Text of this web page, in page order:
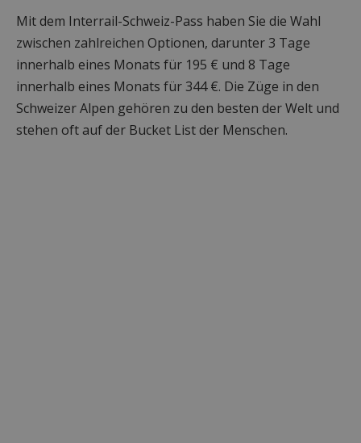
Mit dem Interrail-Schweiz-Pass haben Sie die Wahl
zwischen zahlreichen Optionen, darunter 3 Tage
innerhalb eines Monats für 195 € und 8 Tage
innerhalb eines Monats für 344 €. Die Züge in den
Schweizer Alpen gehören zu den besten der Welt und
stehen oft auf der Bucket List der Menschen.